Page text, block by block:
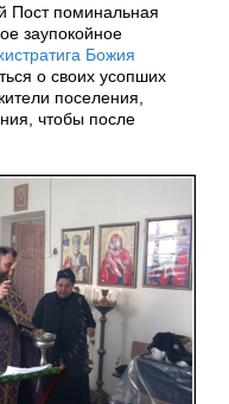
Пост поминальная
заупокойное
Божия
о своих усопших
поселения,
чтобы после